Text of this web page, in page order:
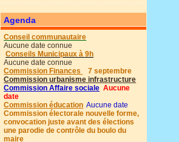
Agenda
Conseil communautaire
Aucune date connue
Conseils Municipaux à 9h
Aucune date connue
Commission Finances
7 septembre
Commission urbanisme infrastructure
Commission Affaire sociale Aucune
date
Commission éducation Aucune date
Commission électorale nouvelle forme,
convocation juste avant des élections
une parodie de contrôle du boulo du
maire